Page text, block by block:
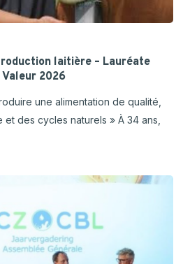
laitière – Lauréate
2026
une alimentation de qualité,
des cycles naturels » À 34 ans,